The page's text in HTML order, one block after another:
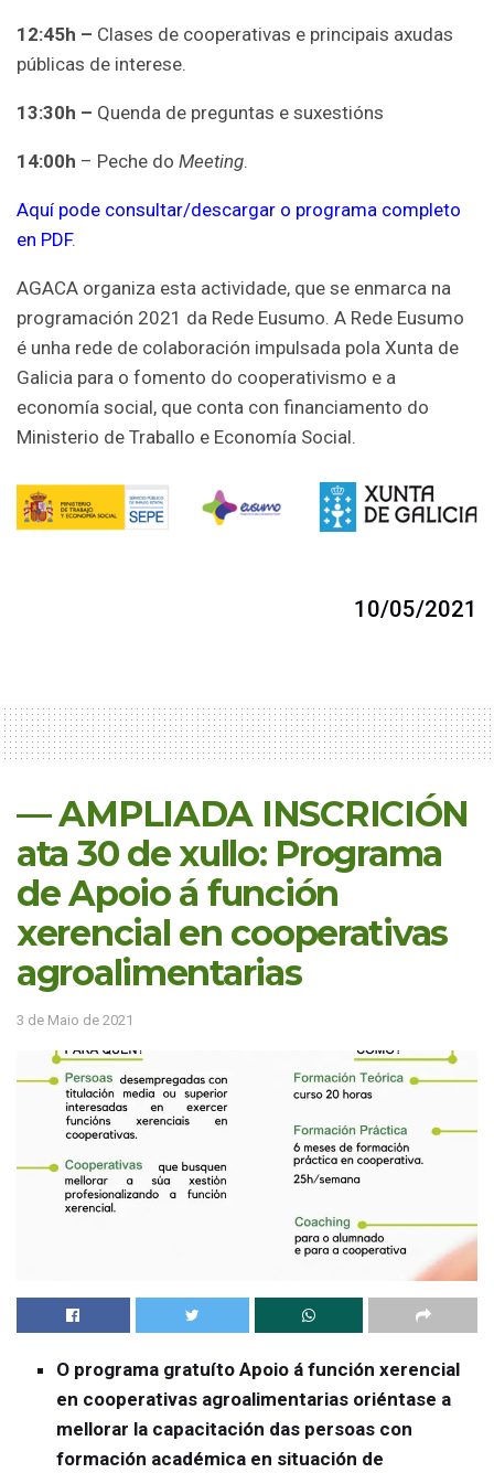
12:45h – Clases de cooperativas e principais axudas
públicas de interese.
13:30h – Quenda de preguntas e suxestións
14:00h – Peche do Meeting.
Aquí pode consultar/descargar o programa completo
en PDF.
AGACA organiza esta actividade, que se enmarca na
programación 2021 da Rede Eusumo. A Rede Eusumo
é unha rede de colaboración impulsada pola Xunta de
Galicia para o fomento do cooperativismo e a
economía social, que conta con financiamento do
Ministerio de Traballo e Economía Social.
10/05/2021
— AMPLIADA INSCRICIÓN
ata 30 de xullo: Programa
de Apoio á función
xerencial en cooperativas
agroalimentarias
3 de Maio de 2021
O programa gratuíto Apoio á función xerencial
en cooperativas agroalimentarias oriéntase a
mellorar la capacitación das persoas con
formación académica en situación de